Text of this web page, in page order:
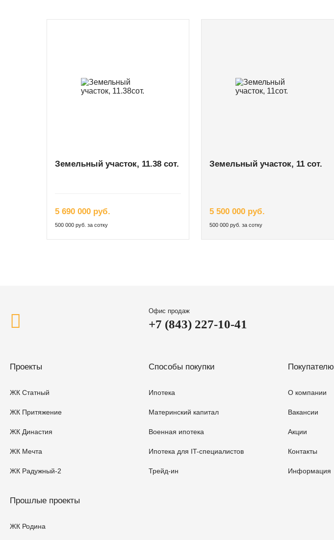
Земельный участок, 11.38 сот.
5 690 000 руб.
500 000 руб. за сотку
Земельный участок, 11 сот.
5 500 000 руб.
500 000 руб. за сотку
Офис продаж
+7 (843) 227-10-41
Проекты
ЖК Статный
ЖК Притяжение
ЖК Династия
ЖК Мечта
ЖК Радужный-2
Прошлые проекты
ЖК Родина
Способы покупки
Ипотека
Материнский капитал
Военная ипотека
Ипотека для IT-специалистов
Трейд-ин
Покупателю
О компании
Вакансии
Акции
Контакты
Информация